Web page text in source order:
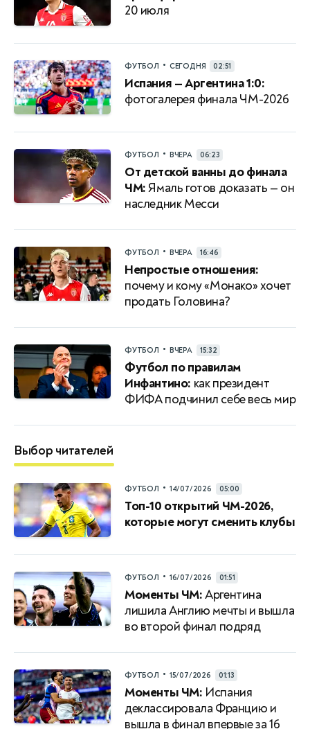
20 июля
ФУТБОЛ • СЕГОДНЯ 02:51
Испания — Аргентина 1:0:
фотогалерея финала ЧМ-2026
ФУТБОЛ • ВЧЕРА 06:23
От детской ванны до финала
ЧМ:Ямаль готов доказать — он
наследник Месси
ФУТБОЛ • ВЧЕРА 16:46
Непростые отношения:
почему и кому «Монако» хочет
продать Головина?
ФУТБОЛ • ВЧЕРА 15:32
Футбол по правилам
Инфантино: как президент
ФИФА подчинил себе весь мир
Выбор читателей
ФУТБОЛ • 14/07/2026 05:00
Топ-10 открытий ЧМ-2026,
которые могут сменить клубы
ФУТБОЛ • 16/07/2026 01:51
Моменты ЧМ:Аргентина
лишила Англию мечты и вышла
во второй финал подряд
ФУТБОЛ • 15/07/2026 01:13
Моменты ЧМ: Испания
деклассировала Францию и
вышла в финал впервые за 16